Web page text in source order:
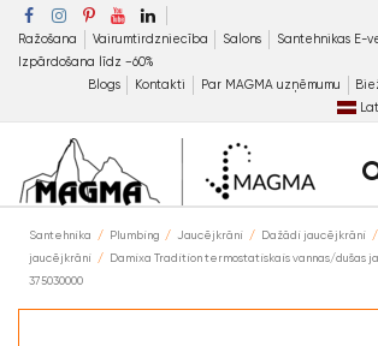
Ražošana Vairumtirdzniecība Salons
Santehnikas E-
Izpārdošana līdz −60%
Blogs
Kontakti Par MAGMA uzņēmumu
Santehnika Plumbing Jaucējkrāni Dažādi jaucējkrāni
jaucējkrāni
Damixa Tradition termostatiskais vannas/dušas
375030000